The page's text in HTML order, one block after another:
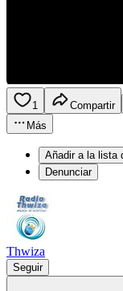
1 Compartir
Más
Añadir a la lista
Denunciar
Thwiza
Seguir